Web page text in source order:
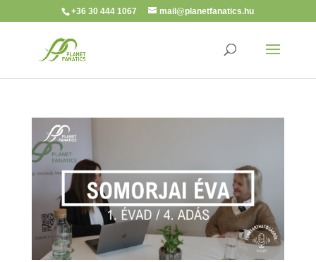
+36 30 444 1067 mail@planetfanatics.hu